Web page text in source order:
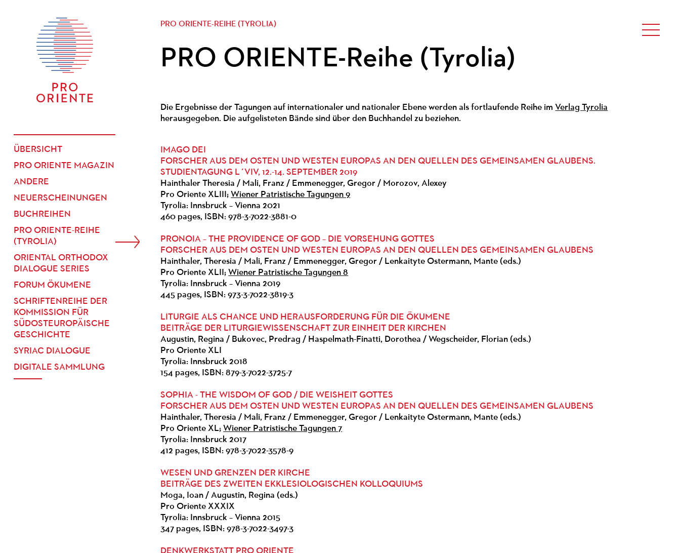
ÜBERSICHT
PRO ORIENTE MAGAZIN
ANDERE
NEUERSCHEINUNGEN
BUCHREIHEN
PRO ORIENTE-REIHE
(TYROLIA)
ORIENTAL ORTHODOX
DIALOGUE SERIES
FORUM ÖKUMENE
SCHRIFTENREIHE DER
KOMMISSION FÜR
SÜDOSTEUROPÄISCHE
GESCHICHTE
SYRIAC DIALOGUE
DIGITALE SAMMLUNG
PRO ORIENTE-REIHE (TYROLIA)
PRO ORIENTE-Reihe (Tyrolia)
Die Ergebnisse der Tagungen auf internationaler und nationaler Ebene werden als fortlaufende Reihe imVerlag Tyrolia
herausgegeben. Die aufgelisteten Bände sind über den Buchhandel zu beziehen.
IMAGO DEI
FORSCHER AUS DEM OSTEN UND WESTEN EUROPAS AN DEN QUELLEN DES GEMEINSAMEN GLAUBENS.
STUDIENTAGUNG L´VIV, 12.-14. SEPTEMBER 2019
Hainthaler Theresia / Mali, Franz / Emmenegger, Gregor / Morozov, Alexey
Pro Oriente XLIII;Wiener Patristische Tagungen 9
Tyrolia: Innsbruck – Vienna 2021
460 pages, ISBN: 978-3-7022-3881-0
PRONOIA – THE PROVIDENCE OF GOD – DIE VORSEHUNG GOTTES
FORSCHER AUS DEM OSTEN UND WESTEN EUROPAS AN DEN QUELLEN DES GEMEINSAMEN GLAUBENS
Hainthaler, Theresia / Mali, Franz / Emmenegger, Gregor / Lenkaityte Ostermann, Mante (eds.)
Pro Oriente XLII;Wiener Patristische Tagungen 8
Tyrolia: Innsbruck – Vienna 2019
445 pages, ISBN: 973-3-7022-3819-3
LITURGIE ALS CHANCE UND HERAUSFORDERUNG FÜR DIE ÖKUMENE
BEITRÄGE DER LITURGIEWISSENSCHAFT ZUR EINHEIT DER KIRCHEN
Augustin, Regina / Bukovec, Predrag / Haspelmath-Finatti, Dorothea / Wegscheider, Florian (eds.)
Pro Oriente XLI
Tyrolia: Innsbruck 2018
154 pages, ISBN: 879-3-7022-3725-7
SOPHIA - THE WISDOM OF GOD / DIE WEISHEIT GOTTES
FORSCHER AUS DEM OSTEN UND WESTEN EUROPAS AN DEN QUELLEN DES GEMEINSAMEN GLAUBENS
Hainthaler, Theresia / Mali, Franz / Emmenegger, Gregor / Lenkaityte Ostermann, Mante (eds.)
Pro Oriente XL;Wiener Patristische Tagungen 7
Tyrolia: Innsbruck 2017
412 pages, ISBN: 978-3-7022-3578-9
WESEN UND GRENZEN DER KIRCHE
BEITRÄGE DES ZWEITEN EKKLESIOLOGISCHEN KOLLOQUIUMS
Moga, Ioan / Augustin, Regina (eds.)
Pro Oriente XXXIX
Tyrolia: Innsbruck – Vienna 2015
347 pages, ISBN: 978-3-7022-3497-3